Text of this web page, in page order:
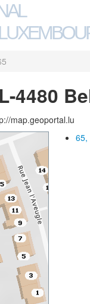
4480
map.geoportal.lu
65,